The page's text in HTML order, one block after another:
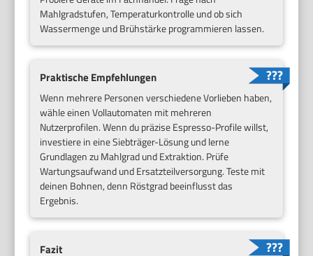
Mahlgradstufen, Temperaturkontrolle und ob sich
Wassermenge und Brühstärke programmieren lassen.
Praktische Empfehlungen
Wenn mehrere Personen verschiedene Vorlieben haben,
wähle einen Vollautomaten mit mehreren
Nutzerprofilen. Wenn du präzise Espresso-Profile willst,
investiere in eine Siebträger-Lösung und lerne
Grundlagen zu Mahlgrad und Extraktion. Prüfe
Wartungsaufwand und Ersatzteilversorgung. Teste mit
deinen Bohnen, denn Röstgrad beeinflusst das
Ergebnis.
Fazit